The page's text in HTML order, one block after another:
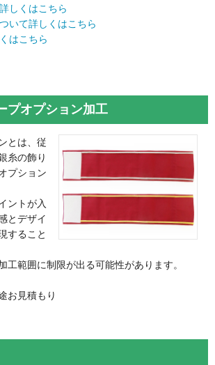
しくはこちら
いて詳しくはこちら
はこちら
オプション加工
とは、従
糸の飾り
プション
ントが入
とデザイ
すること
工範囲に制限が出る可能性があります。
お見積もり